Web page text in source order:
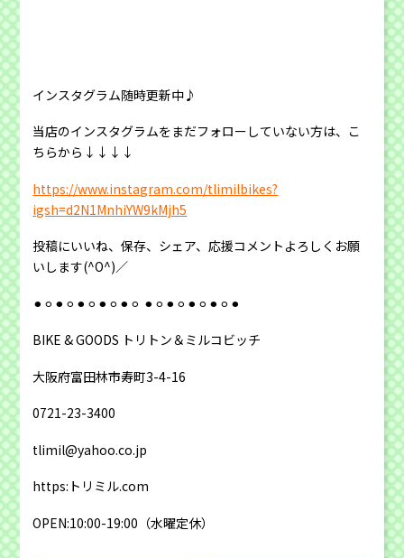
インスタグラム随時更新中♪
当店のインスタグラムをまだフォローしていない方は、こ
ちらから↓↓↓↓
https://www.instagram.com/tlimilbikes?
igsh=d2N1MnhiYW9kMjh5
投稿にいいね、保存、シェア、応援コメントよろしくお願
いします(^O^)／
⚫︎⚪︎⚫︎⚪︎⚫︎⚪︎⚫︎⚪︎⚫︎⚪︎ ⚫︎⚪︎⚫︎⚪︎⚫︎⚪︎⚫︎⚪︎⚫︎
BIKE & GOODS トリトン＆ミルコビッチ
大阪府富田林市寿町3-4-16
0721-23-3400
tlimil@yahoo.co.jp
https:トリミル.com
OPEN:10:00-19:00（水曜定休）